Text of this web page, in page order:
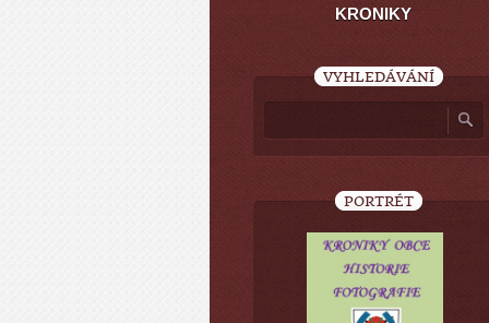
KRONIKY
VYHLEDÁVÁNÍ
PORTRÉT